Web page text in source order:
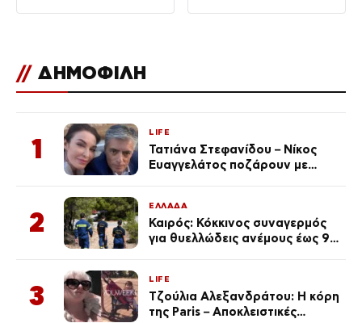
// ΔΗΜΟΦΙΛΗ
1
LIFE
Τατιάνα Στεφανίδου – Νίκος
Ευαγγελάτος ποζάρουν με
2
ΕΛΛΑΔΑ
Καιρός: Κόκκινος συναγερμός
για θυελλώδεις ανέμους έως 9
3
LIFE
Τζούλια Αλεξανδράτου: Η κόρη
της Paris – Αποκλειστικές